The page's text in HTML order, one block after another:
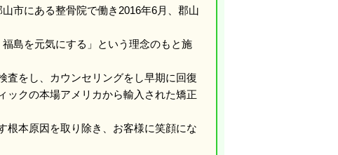
市にある整骨院で働き2016年6月、郡山
島を元気にする」という理念のもと施
査をし、カウンセリングをし早期に回復
ックの本場アメリカから輸入された矯正
根本原因を取り除き、お客様に笑顔にな